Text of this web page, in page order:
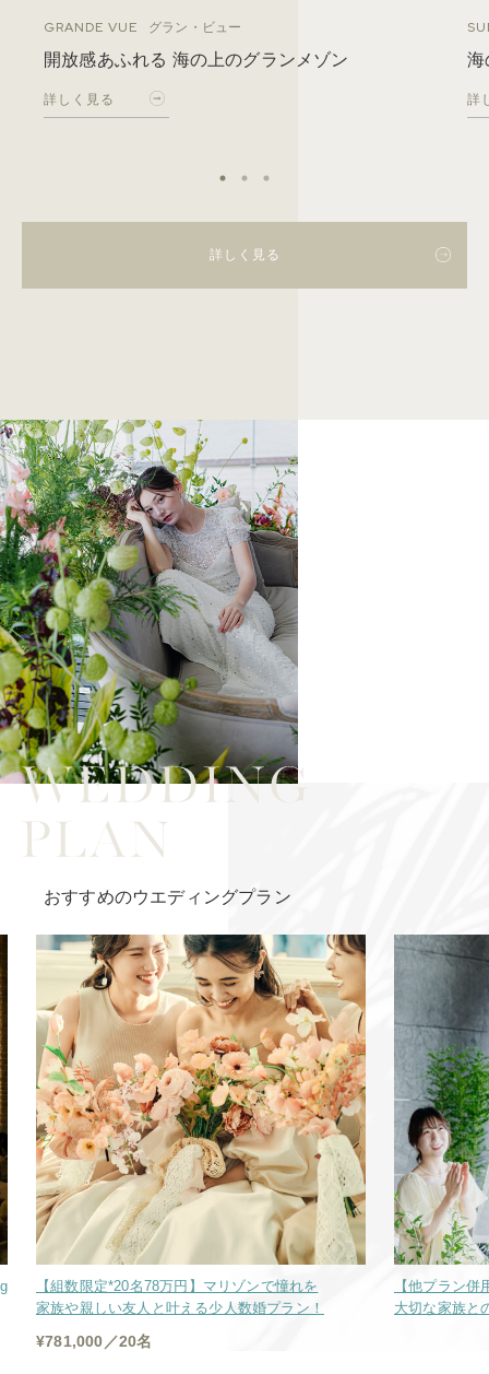
GRANDE VUE グラン・ビュー
開放感あふれる 海の上のグランメゾン
詳しく見る
海
詳
詳しく見る
おすすめのウエディングプラン
【組数限定*20名78万円】マリゾンで憧れを
家族や親しい友人と叶える少人数婚プラン！
¥781,000／20名
【他プラン併
大切な家族と